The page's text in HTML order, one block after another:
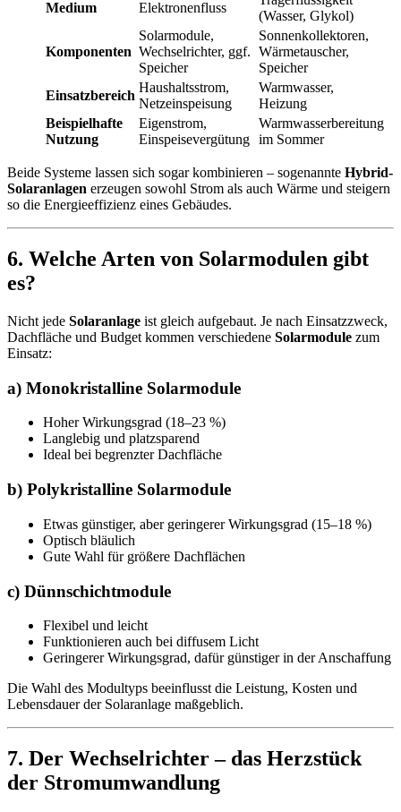
Medium
Elektronenfluss
(Wasser, Glykol)
Komponenten
Solarmodule,
Wechselrichter, ggf.
Speicher
Sonnenkollektoren,
Wärmetauscher,
Speicher
Einsatzbereich
Haushaltsstrom,
Netzeinspeisung
Warmwasser,
Heizung
Beispielhafte
Nutzung
Eigenstrom,
Einspeisevergütung
Warmwasserbereitung
im Sommer
Beide Systeme lassen sich sogar kombinieren – sogenannte Hybrid-
Solaranlagen erzeugen sowohl Strom als auch Wärme und steigern
so die Energieeffizienz eines Gebäudes.
6. Welche Arten von Solarmodulen gibt
es?
Nicht jede Solaranlage ist gleich aufgebaut. Je nach Einsatzzweck,
Dachfläche und Budget kommen verschiedene Solarmodule zum
Einsatz:
a) Monokristalline Solarmodule
Hoher Wirkungsgrad (18–23 %)
Langlebig und platzsparend
Ideal bei begrenzter Dachfläche
b) Polykristalline Solarmodule
Etwas günstiger, aber geringerer Wirkungsgrad (15–18 %)
Optisch bläulich
Gute Wahl für größere Dachflächen
c) Dünnschichtmodule
Flexibel und leicht
Funktionieren auch bei diffusem Licht
Geringerer Wirkungsgrad, dafür günstiger in der Anschaffung
Die Wahl des Modultyps beeinflusst die Leistung, Kosten und
Lebensdauer der Solaranlage maßgeblich.
7. Der Wechselrichter – das Herzstück
der Stromumwandlung